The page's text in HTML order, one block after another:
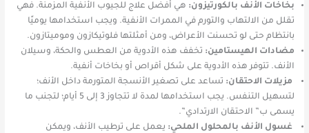
بخاخات الأنف بالكورتيزون: هي أفضل علاج للجيوب الأنفية المزمنة. فهي
تقلل من الالتهاب والتورم في الممرات الأنفية. ويجب استخدامها يوميًا
بانتظام حتى لو تحسنت الأعراض، ومن أمثلتها فلوتيكازون وموميتازون.
مضادات الهيستامين: تخفف هذه الأدوية من العطس والحكة، وسيلان
الأنف. تتوفر هذه الأدوية على شكل أقراص أو بخاخات أنفية.
مزيلات الاحتقان: تساعد على تصغير الأنسجة المتورمة داخل الأنف؛
لتسهيل التنفس. يجب استخدامها لمدة لا تتجاوز 3 إلى 5 أيام؛ لتجنب ما
يسمى ب” الاحتقان الارتدادي”.
غسول الأنف بالمحلول الملحي: يعمل على ترطيب الأنف، ويمكن